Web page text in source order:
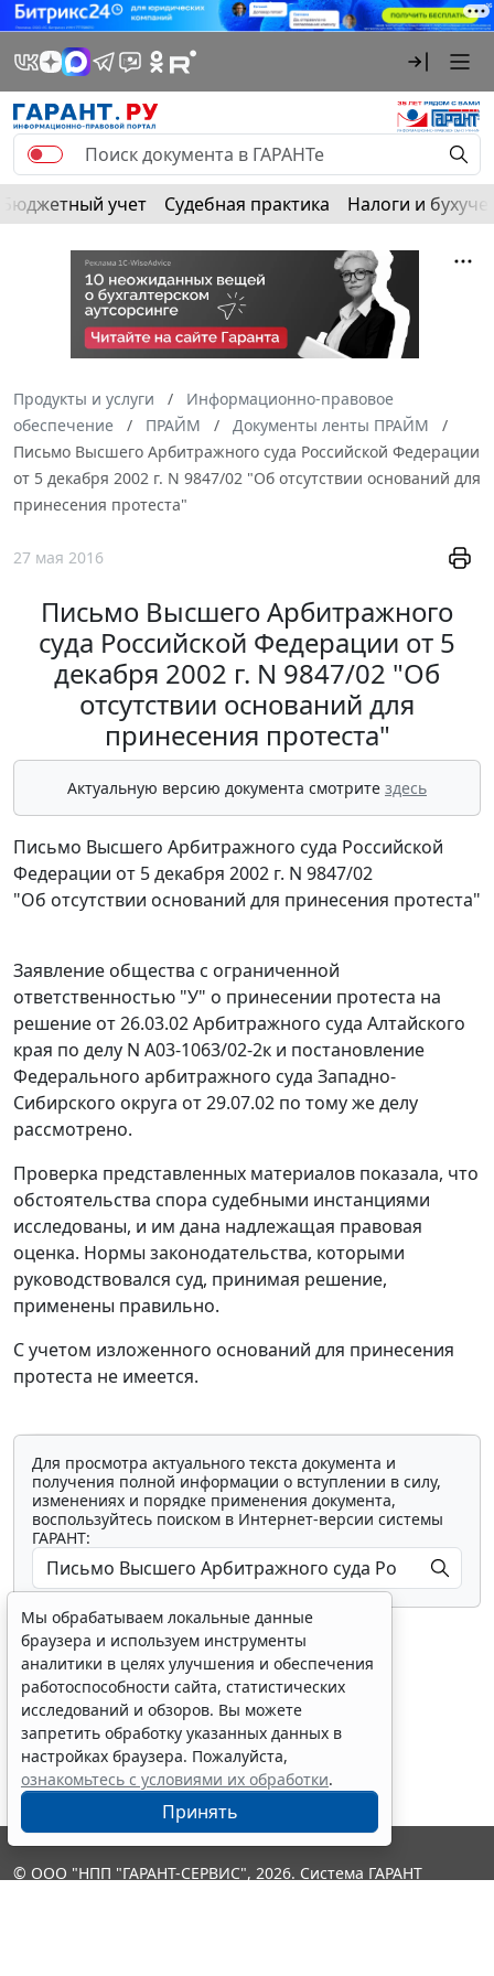
Бюджетный учет Судебная практика Налоги и
Продукты и услуги
Информационно-правовое
обеспечение
ПРАЙМ
Документы ленты ПРАЙМ
Письмо Высшего Арбитражного суда Российской Федерации
от 5 декабря 2002 г. N 9847/02 "Об отсутствии оснований для
принесения протеста"
27 мая 2016
Письмо Высшего Арбитражного
суда Российской Федерации от 5
декабря 2002 г. N 9847/02 "Об
отсутствии оснований для
принесения протеста"
Актуальную версию документа смотрите здесь
Письмо Высшего Арбитражного суда Российской
Федерации от 5 декабря 2002 г. N 9847/02
"Об отсутствии оснований для принесения протеста"
Заявление общества с ограниченной
ответственностью "У" о принесении протеста на
решение от 26.03.02 Арбитражного суда Алтайского
края по делу N А03-1063/02-2к и постановление
Федерального арбитражного суда Западно-
Сибирского округа от 29.07.02 по тому же делу
рассмотрено.
Проверка представленных материалов показала, что
обстоятельства спора судебными инстанциями
исследованы, и им дана надлежащая правовая
оценка. Нормы законодательства, которыми
руководствовался суд, принимая решение,
применены правильно.
С учетом изложенного оснований для принесения
протеста не имеется.
Для просмотра актуального текста документа и
получения полной информации о вступлении в силу,
изменениях и порядке применения документа,
воспользуйтесь поиском в Интернет-версии системы
ГАРАНТ:
Показать все материалы
Мы обрабатываем локальные данные
браузера и используем инструменты
аналитики в целях улучшения и обеспечения
работоспособности сайта, статистических
исследований и обзоров. Вы можете
запретить обработку указанных данных в
настройках браузера. Пожалуйста,
ознакомьтесь с условиями их обработки.
Принять
© ООО "НПП "ГАРАНТ-СЕРВИС", 2026. Система ГАРАНТ